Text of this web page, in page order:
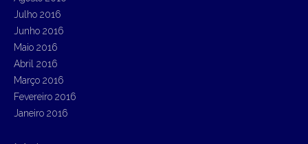
Julho 2016
Junho 2016
Maio 2016
Abril 2016
Março 2016
Fevereiro 2016
Janeiro 2016